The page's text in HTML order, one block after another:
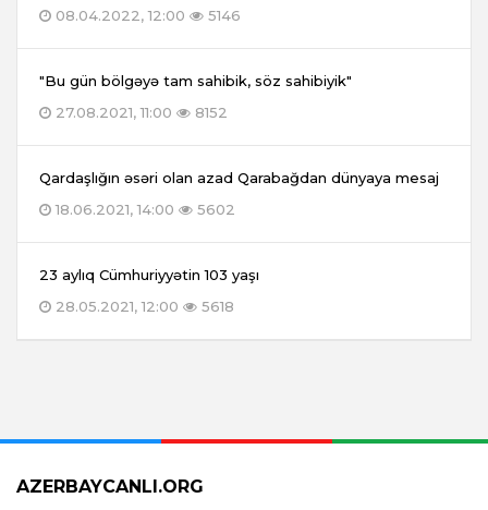
08.04.2022, 12:00
5146
"Bu gün bölgəyə tam sahibik, söz sahibiyik"
27.08.2021, 11:00
8152
Qardaşlığın əsəri olan azad Qarabağdan dünyaya mesaj
18.06.2021, 14:00
5602
23 aylıq Cümhuriyyətin 103 yaşı
28.05.2021, 12:00
5618
AZERBAYCANLI.ORG